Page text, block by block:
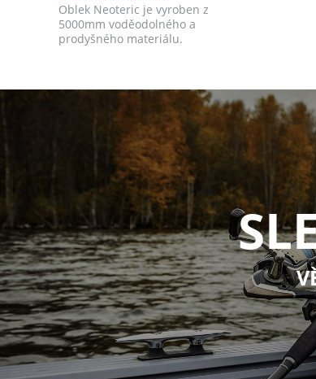
Oblek Neoteric je vyroben z
5000mm voděodolného a
prodyšného materiálu.